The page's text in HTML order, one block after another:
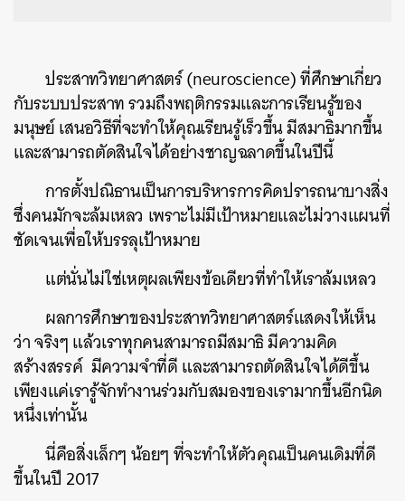
ประสาทวิทยาศาสตร์ (neuroscience) ที่ศึกษาเกี่ยว
กับระบบประสาท รวมถึงพฤติกรรมและการเรียนรู้ของ
มนุษย์ เสนอวิธีที่จะทำให้คุณเรียนรู้เร็วขึ้น มีสมาธิมากขึ้น
และสามารถตัดสินใจได้อย่างชาญฉลาดขึ้นในปีนี้
การตั้งปณิธานเป็นการบริหารการคิดปรารถนาบางสิ่ง
ซึ่งคนมักจะล้มเหลว เพราะไม่มีเป้าหมายและไม่วางแผนที่
ชัดเจนเพื่อให้บรรลุเป้าหมาย
แต่นั่นไม่ใช่เหตุผลเพียงข้อเดียวที่ทำให้เราล้มเหลว
ผลการศึกษาของประสาทวิทยาศาสตร์แสดงให้เห็น
ว่า จริงๆ แล้วเราทุกคนสามารถมีสมาธิ มีความคิด
สร้างสรรค์ มีความจำที่ดี และสามารถตัดสินใจได้ดีขึ้น
เพียงแค่เรารู้จักทำงานร่วมกับสมองของเรามากขึ้นอีกนิด
หนึ่งเท่านั้น
นี่คือสิ่งเล็กๆ น้อยๆ ที่จะทำให้ตัวคุณเป็นคนเดิมที่ดี
ขึ้นในปี 2017